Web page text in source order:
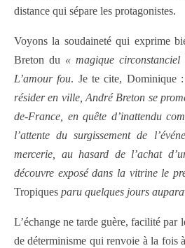
distance qui sépare les protagonistes.
Voyons la soudaineté qui exprime
Breton du « magique circonstanciel
L’amour fou. Je te cite, Dominique :
résider en ville, André Breton se
de-France, en quête d’inattendu
l’attente du surgissement de
mercerie, au hasard de l’achat
découvre exposé dans la vitrine le
Tropiques paru quelques jours
L’échange ne tarde guère, facilité par
de déterminisme qui renvoie à la fois